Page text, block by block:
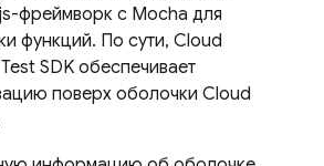
фреймворк с Mocha для
функций. По сути, Cloud
SDK обеспечивает
поверх оболочки Cloud